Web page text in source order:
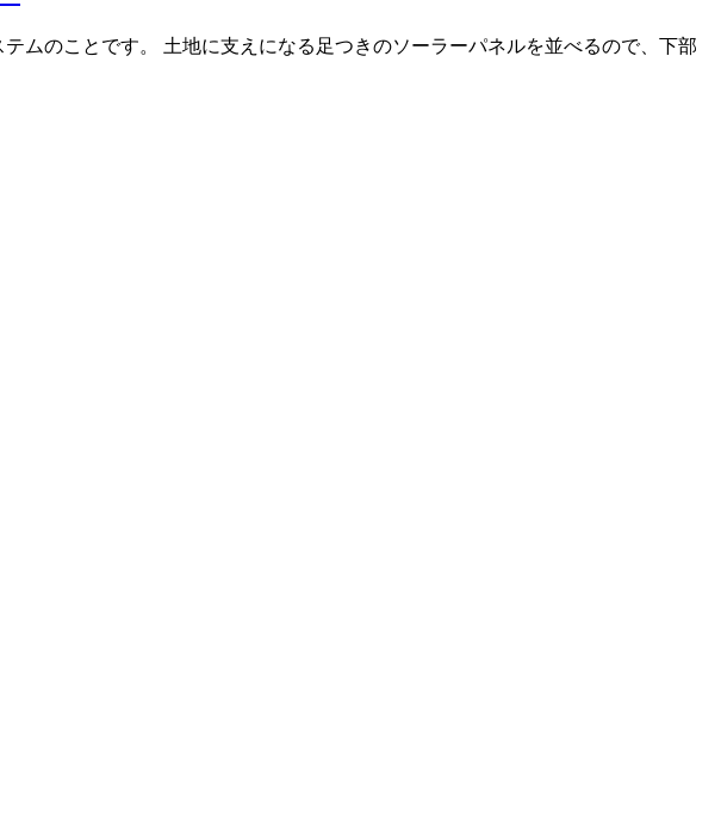
ムのことです。 土地に支えになる足つきのソーラーパネルを並べるので、下部